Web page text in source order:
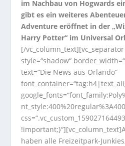
im Nachbau von Hogwards
gibt es ein weiteres
Adventure eröffnet in der
Harry Potter“ im Universal
[/vc_column_text][vc_separator
style=“shadow“
text=“Die News aus Orlando“
haben alle Freizeitpark-